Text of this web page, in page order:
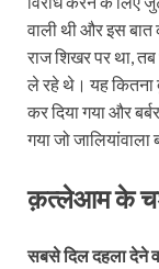
वाली थी और इस बात
राज शिखर पर था,
ले रहे थे। यह कितना
कर दिया गया और
गया जो
क़त्लेआमके
सबसे दिल दहला देने